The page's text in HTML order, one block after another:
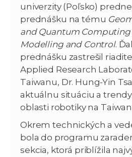
univerzity (Poľsko)
prednášku na tému
and Quantum
Modelling and Control.
prednášku zastrešil
Applied Research
Taiwanu, Dr. Hung-Yin
aktuálnu situáciu a
oblasti robotiky na
Okrem technických a
bola do programu
sekcia, ktorá priblížila